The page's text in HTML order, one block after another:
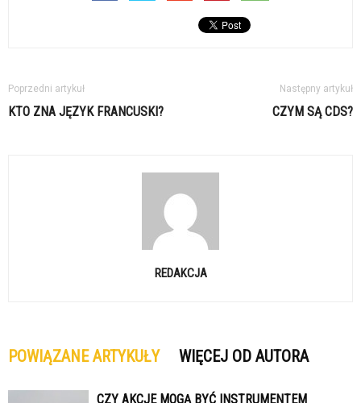
Poprzedni artykuł
KTO ZNA JĘZYK FRANCUSKI?
Następny artykuł
CZYM SĄ CDS?
REDAKCJA
POWIĄZANE ARTYKUŁY WIĘCEJ OD AUTORA
CZY AKCJE MOGĄ BYĆ INSTRUMENTEM